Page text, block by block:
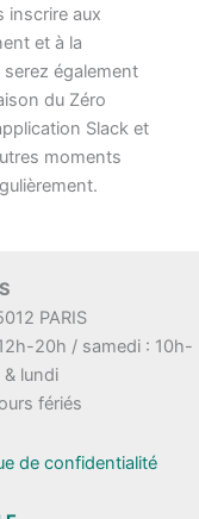
inscrire aux
et à la
également
du Zéro
Slack et
moments
PARIS
20h / samedi : 10h-
lundi
fériés
de confidentialité